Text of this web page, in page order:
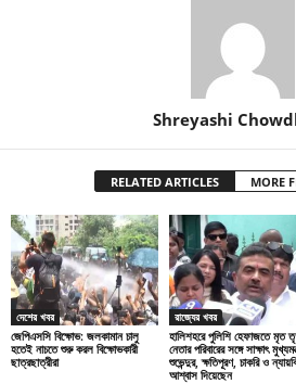
Shreyashi
RELATED ARTICLES MORE
দেশের খবর
জেপিএসসি বিক্ষোভ: জলকামান চালু
হতেই নাচতে শুরু করল বিক্ষোভকারী
ছাত্রছাত্রীরা
রাজ্যের খবর
হালিশহরে পুলিশি হেফাজতে মৃত
নেতার পরিবারের সঙ্গে সাক্ষাৎ
শুভেন্দুর, ক্ষতিপূরণ, চাকরি ও
আশ্বাস দিয়েছেন